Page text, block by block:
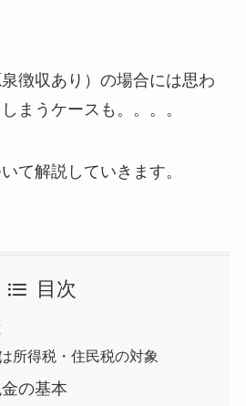
徴収あり）の場合には思わ
まうケースも。。。。
て解説していきます。
目次
所得税・住民税の対象
の基本